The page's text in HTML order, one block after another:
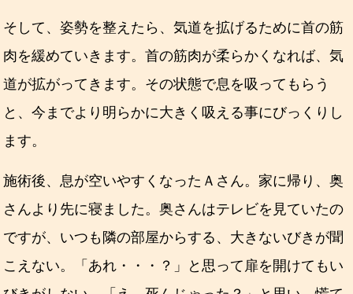
そして、姿勢を整えたら、気道を拡げるために首の筋
肉を緩めていきます。首の筋肉が柔らかくなれば、気
道が拡がってきます。その状態で息を吸ってもらう
と、今までより明らかに大きく吸える事にびっくりし
ます。
施術後、息が空いやすくなったＡさん。家に帰り、奥
さんより先に寝ました。奥さんはテレビを見ていたの
ですが、いつも隣の部屋からする、大きないびきが聞
こえない。「あれ・・・？」と思って扉を開けてもい